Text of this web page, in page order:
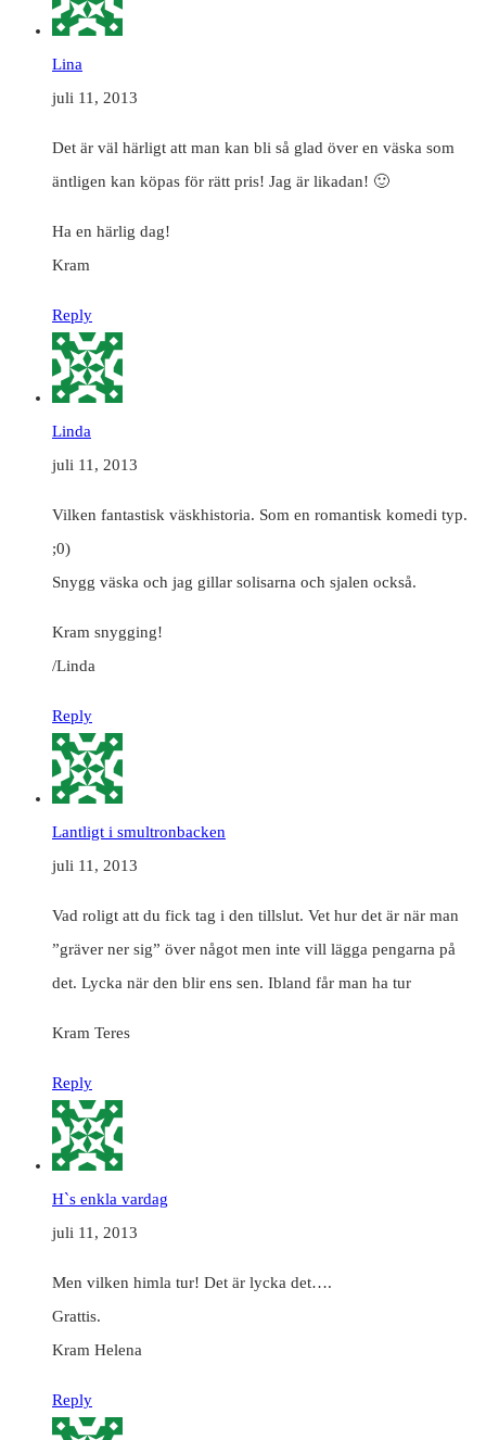
Lina
juli 11, 2013
Det är väl härligt att man kan bli så glad över en väska som
äntligen kan köpas för rätt pris! Jag är likadan! 🙂
Ha en härlig dag!
Kram
Reply
Linda
juli 11, 2013
Vilken fantastisk väskhistoria. Som en romantisk komedi typ.
;0)
Snygg väska och jag gillar solisarna och sjalen också.
Kram snygging!
/Linda
Reply
Lantligt i smultronbacken
juli 11, 2013
Vad roligt att du fick tag i den tillslut. Vet hur det är när man
”gräver ner sig” över något men inte vill lägga pengarna på
det. Lycka när den blir ens sen. Ibland får man ha tur
Kram Teres
Reply
H`s enkla vardag
juli 11, 2013
Men vilken himla tur! Det är lycka det….
Grattis.
Kram Helena
Reply